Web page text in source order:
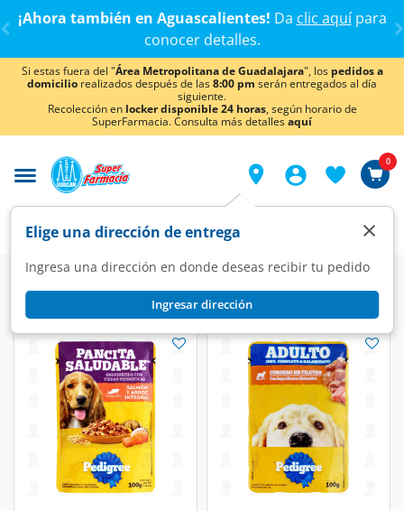
< div class="carousel-inner">
¡Ahora también en Aguascalientes! Da clic aquípara
conocer detalles.
Si estas fuera del "Área Metropolitana de Guadalajara", los pedidos a
domicilio realizados después de las8:00 pm serán entregados al día
siguiente.
Recolección en locker disponible 24 horas, según horario de
SuperFarmacia. Consulta más detallesaquí
Elige una dirección de entrega
Ingresa una dirección en donde deseas recibir tu pedido
Ingresar dirección
×
0
Pedigree/Whiskas(18 productos)